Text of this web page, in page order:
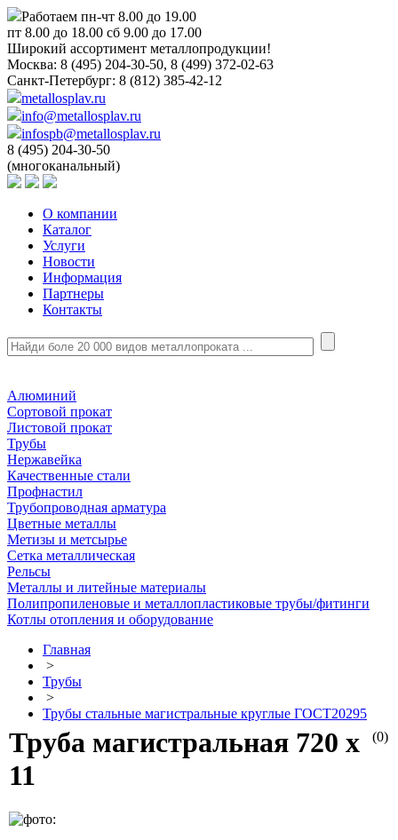
Работаем пн-чт 8.00 до 19.00
пт 8.00 до 18.00 сб 9.00 до 17.00
Широкий ассортимент металлопродукции!
Москва: 8 (495) 204-30-50, 8 (499) 372-02-63
Санкт-Петербург: 8 (812) 385-42-12
metallosplav.ru
info@metallosplav.ru
infospb@metallosplav.ru
8 (495) 204-30-50
(многоканальный)
О компании
Каталог
Услуги
Новости
Информация
Партнеры
Контакты
Алюминий
Сортовой прокат
Листовой прокат
Трубы
Нержавейка
Качественные стали
Профнастил
Трубопроводная арматура
Цветные металлы
Метизы и метсырье
Сетка металлическая
Рельсы
Металлы и литейные материалы
Полипропиленовые и металлопластиковые трубы/фитинги
Котлы отопления и оборудование
Главная
>
Трубы
>
Трубы стальные магистральные круглые ГОСТ20295
(0)
Труба магистральная 720 х
11